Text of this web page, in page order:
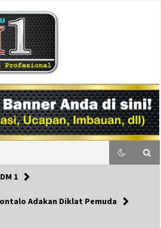
DM1
DM 1
Adakan Diklat Pemuda